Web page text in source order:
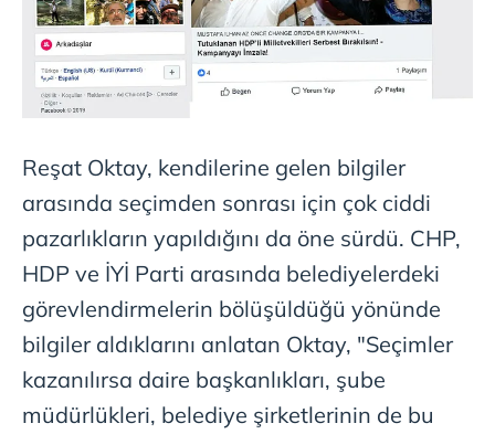
Reşat Oktay, kendilerine gelen bilgiler
arasında seçimden sonrası için çok ciddi
pazarlıkların yapıldığını da öne sürdü. CHP,
HDP ve İYİ Parti arasında belediyelerdeki
görevlendirmelerin bölüşüldüğü yönünde
bilgiler aldıklarını anlatan Oktay, "Seçimler
kazanılırsa daire başkanlıkları, şube
müdürlükleri, belediye şirketlerinin de bu